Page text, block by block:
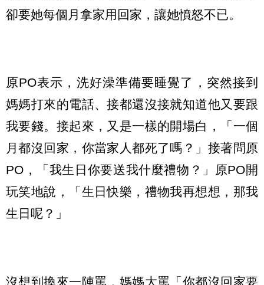
卻要她每個月拿家用回家，讓她憤怒不已。
原PO表示，洗好澡準備要睡覺了，突然接到
媽媽打來的電話、接都還沒接就知道他又要跟
我要錢。接起來，又是一樣的開場白，「一個
月都沒回家，你當家人都死了嗎？」接著問原
PO，「我生日你要送我什麼禮物？」原PO開
玩笑地說，「生日快樂，禮物我再想想，那我
生日呢？」
沒想到換來一陣罵，媽媽大罵「你都沒回家要